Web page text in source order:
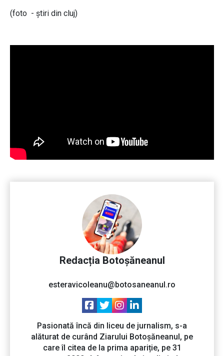
(foto - știri din cluj)
Redacția Botoșăneanul
esteravicoleanu@botosaneanul.ro
Pasionată încă din liceu de jurnalism, s-a
alăturat de curând Ziarului Botoșăneanul, pe
care îl citea de la prima apariție, pe 31